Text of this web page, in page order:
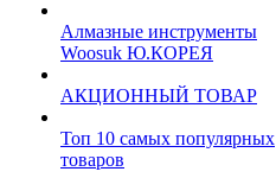
Алмазные инструменты
Woosuk Ю.КОРЕЯ
АКЦИОННЫЙ ТОВАР
Топ 10 самых популярных
товаров